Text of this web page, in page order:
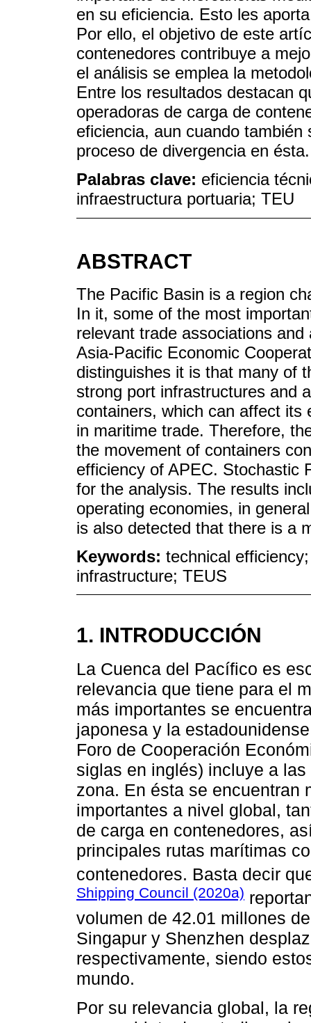
en su eficiencia. Esto les
Por ello, el objetivo de este
contenedores contribuye a
el análisis se emplea la
Entre los resultados destacan
operadoras de carga de
eficiencia, aun cuando
proceso de divergencia en ésta.
Palabras clave: eficiencia
infraestructura portuaria; TEU
ABSTRACT
The Pacific Basin is a region
In it, some of the most
relevant trade associations
Asia-Pacific Economic
distinguishes it is that many of
strong port infrastructures and
containers, which can affect its
in maritime trade. Therefore,
the movement of containers
efficiency of APEC. Stochastic
for the analysis. The results
operating economies, in
is also detected that there is a
Keywords: technical
infrastructure; TEUS
1. INTRODUCCIÓN
La Cuenca del Pacífico es
relevancia que tiene para el
más importantes se
japonesa y la
Foro de Cooperación
siglas en inglés) incluye a
zona. En ésta se encuentran
importantes a nivel global,
de carga en contenedores,
principales rutas marítimas
contenedores. Basta decir
Shipping Council (2020a)
volumen de 42.01 millones
Singapur y Shenzhen
respectivamente, siendo
mundo.
Por su relevancia global, la